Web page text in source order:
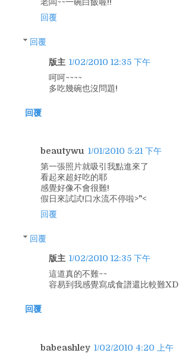
老闆~~一碗白飯喔!!
回覆
回覆
版主 1/02/2010 12:35 下午
呵呵~~~~
多吃幾碗也沒問題!
回覆
beautywu 1/01/2010 5:21 下午
第一張照片就吸引我點進來了
看起來超好吃的耶
感覺好像不會很難!
假日來試試!口水流不停啦>"<
回覆
回覆
版主 1/02/2010 12:35 下午
這道真的不難~~
容易到我感覺寫成食譜還比較難XD
回覆
babeashley 1/02/2010 4:20 上午